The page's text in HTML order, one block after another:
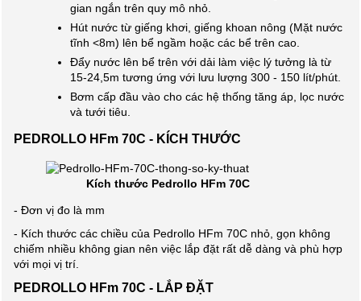
gian ngắn trên quy mô nhỏ.
Hút nước từ giếng khơi, giếng khoan nông (Mặt nước
tĩnh <8m) lên bể ngầm hoặc các bể trên cao.
Đẩy nước lên bể trên với dải làm việc lý tưởng là từ
15-24,5m tương ứng với lưu lượng 300 - 150 lít/phút.
Bơm cấp đầu vào cho các hệ thống tăng áp, lọc nước
và tưới tiêu.
PEDROLLO HFm 70C - KÍCH THƯỚC
Kích thước Pedrollo HFm 70C
- Đơn vị đo là mm
- Kích thước các chiều của Pedrollo HFm 70C nhỏ, gọn không
chiếm nhiều không gian nên việc lắp đặt rất dễ dàng và phù hợp
với mọi vị trí.
PEDROLLO HFm 70C - LẮP ĐẶT